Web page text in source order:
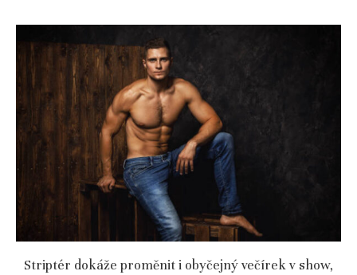
Striptér dokáže proměnit i obyčejný večírek v show,